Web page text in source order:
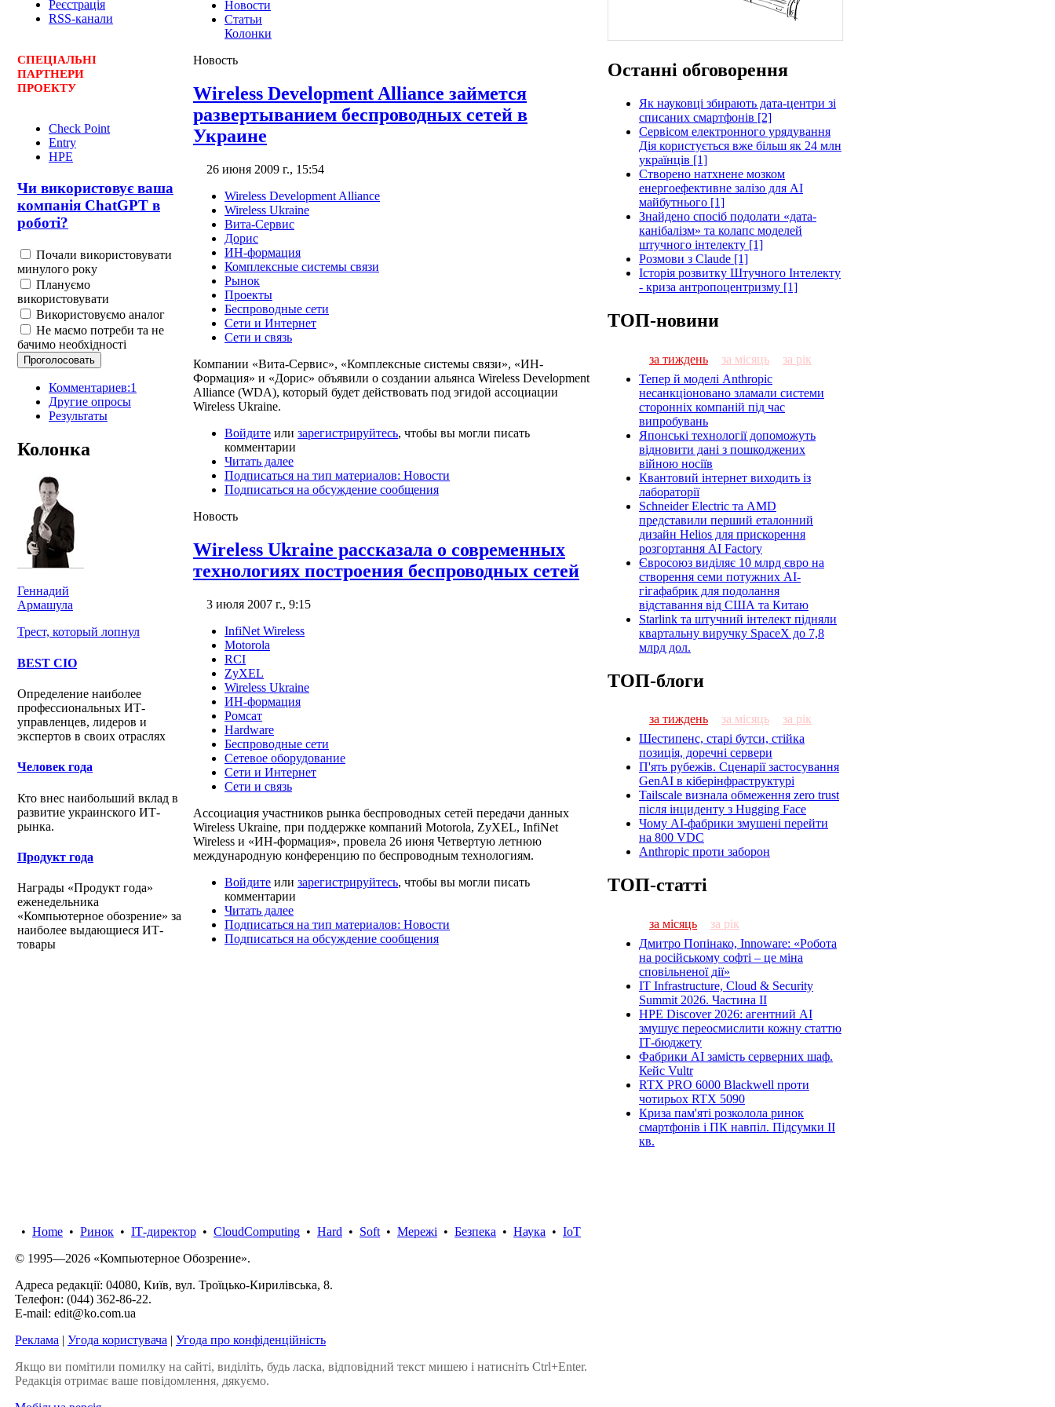
Реєстрація
RSS-канали
СПЕЦІАЛЬНІ
ПАРТНЕРИ
ПРОЕКТУ
Check Point
Entry
HPE
Чи використовує ваша
компанія ChatGPT в
роботі?
Почали використовувати
минулого року
Плануємо
використовувати
Використовуємо аналог
Не маємо потреби та не
бачимо необхідності
Комментариев:1
Другие опросы
Результаты
Колонка
Геннадий
Армашула
Трест, который лопнул
BEST CIO
Определение наиболее
профессиональных ИТ-
управленцев, лидеров и
экспертов в своих отраслях
Человек года
Кто внес наибольший вклад в
развитие украинского ИТ-
рынка.
Продукт года
Награды «Продукт года»
еженедельника
«Компьютерное обозрение» за
наиболее выдающиеся ИТ-
товары
Новости
Статьи
Колонки
Новость
Wireless Development Alliance займется
развертыванием беспроводных сетей в
Украине
26 июня 2009 г., 15:54
Wireless Development Alliance
Wireless Ukraine
Вита-Сервис
Дорис
ИН-формация
Комплексные системы связи
Рынок
Проекты
Беспроводные сети
Сети и Интернет
Сети и связь
Компании «Вита-Сервис», «Комплексные системы связи», «ИН-
Формация» и «Дорис» объявили о создании альянса Wireless Development
Alliance (WDA), который будет действовать под эгидой ассоциации
Wireless Ukraine.
Войдите или зарегистрируйтесь, чтобы вы могли писать
комментарии
Читать далее
Подписаться на тип материалов: Новости
Подписаться на обсуждение сообщения
Новость
Wireless Ukraine рассказала о современных
технологиях построения беспроводных сетей
3 июля 2007 г., 9:15
InfiNet Wireless
Motorola
RCI
ZyXEL
Wireless Ukraine
ИН-формация
Ромсат
Hardware
Беспроводные сети
Сетевое оборудование
Сети и Интернет
Сети и связь
Ассоциация участников рынка беспроводных сетей передачи данных
Wireless Ukraine, при поддержке компаний Motorola, ZyXEL, InfiNet
Wireless и «ИН-формация», провела 26 июня Четвертую летнюю
международную конференцию по беспроводным технологиям.
Войдите или зарегистрируйтесь, чтобы вы могли писать
комментарии
Читать далее
Подписаться на тип материалов: Новости
Подписаться на обсуждение сообщения
Останні обговорення
Як науковці збирають дата-центри зі
списаних смартфонів [2]
Сервісом електронного урядування
Дія користується вже більш як 24 млн
українців [1]
Створено натхнене мозком
енергоефективне залізо для AI
майбутнього [1]
Знайдено спосіб подолати «дата-
канібалізм» та колапс моделей
штучного інтелекту [1]
Розмови з Claude [1]
Історія розвитку Штучного Інтелекту
- криза антропоцентризму [1]
ТОП-новини
за тиждень за місяць
за рік
Тепер й моделі Anthropic
несанкціоновано зламали системи
сторонніх компаній під час
випробувань
Японські технології допоможуть
відновити дані з пошкоджених
війною носіїв
Квантовий інтернет виходить із
лабораторії
Schneider Electric та AMD
представили перший еталонний
дизайн Helios для прискорення
розгортання AI Factory
Євросоюз виділяє 10 млрд євро на
створення семи потужних AI-
гігафабрик для подолання
відставання від США та Китаю
Starlink та штучний інтелект підняли
квартальну виручку SpaceX до 7,8
млрд дол.
ТОП-блоги
за тиждень за місяць
за рік
Шестипенс, старі бутси, стійка
позиція, доречні сервери
П'ять рубежів. Сценарії застосування
GenAI в кіберінфраструктурі
Tailscale визнала обмеження zero trust
після інциденту з Hugging Face
Чому AI-фабрики змушені перейти
на 800 VDC
Anthropic проти заборон
ТОП-статті
за місяць
за рік
Дмитро Попінако, Innoware: «Робота
на російському софті – це міна
сповільненої дії»
IT Infrastructure, Cloud & Security
Summit 2026. Частина ІІ
HPE Discover 2026: агентний AI
змушує переосмислити кожну статтю
ІТ-бюджету
Фабрики AI замість серверних шаф.
Кейс Vultr
RTX PRO 6000 Blackwell проти
чотирьох RTX 5090
Криза пам'яті розколола ринок
смартфонів і ПК навпіл. Підсумки ІІ
кв.
• Home • Ринок • IТ-директор • CloudComputing • Hard • Soft • Мережі • Безпека • Наука • IoT
© 1995—2026 «Компьютерное Обозрение».
Адреса редакції: 04080, Київ, вул. Троїцько-Кирилівська, 8.
Телефон: (044) 362-86-22.
E-mail: edit@ko.com.ua
Реклама | Угода користувача | Угода про конфіденційність
Якщо ви помітили помилку на сайті, виділіть, будь ласка, відповідний текст мишею і натисніть Ctrl+Enter.
Редакція отримає ваше повідомлення, дякуємо.